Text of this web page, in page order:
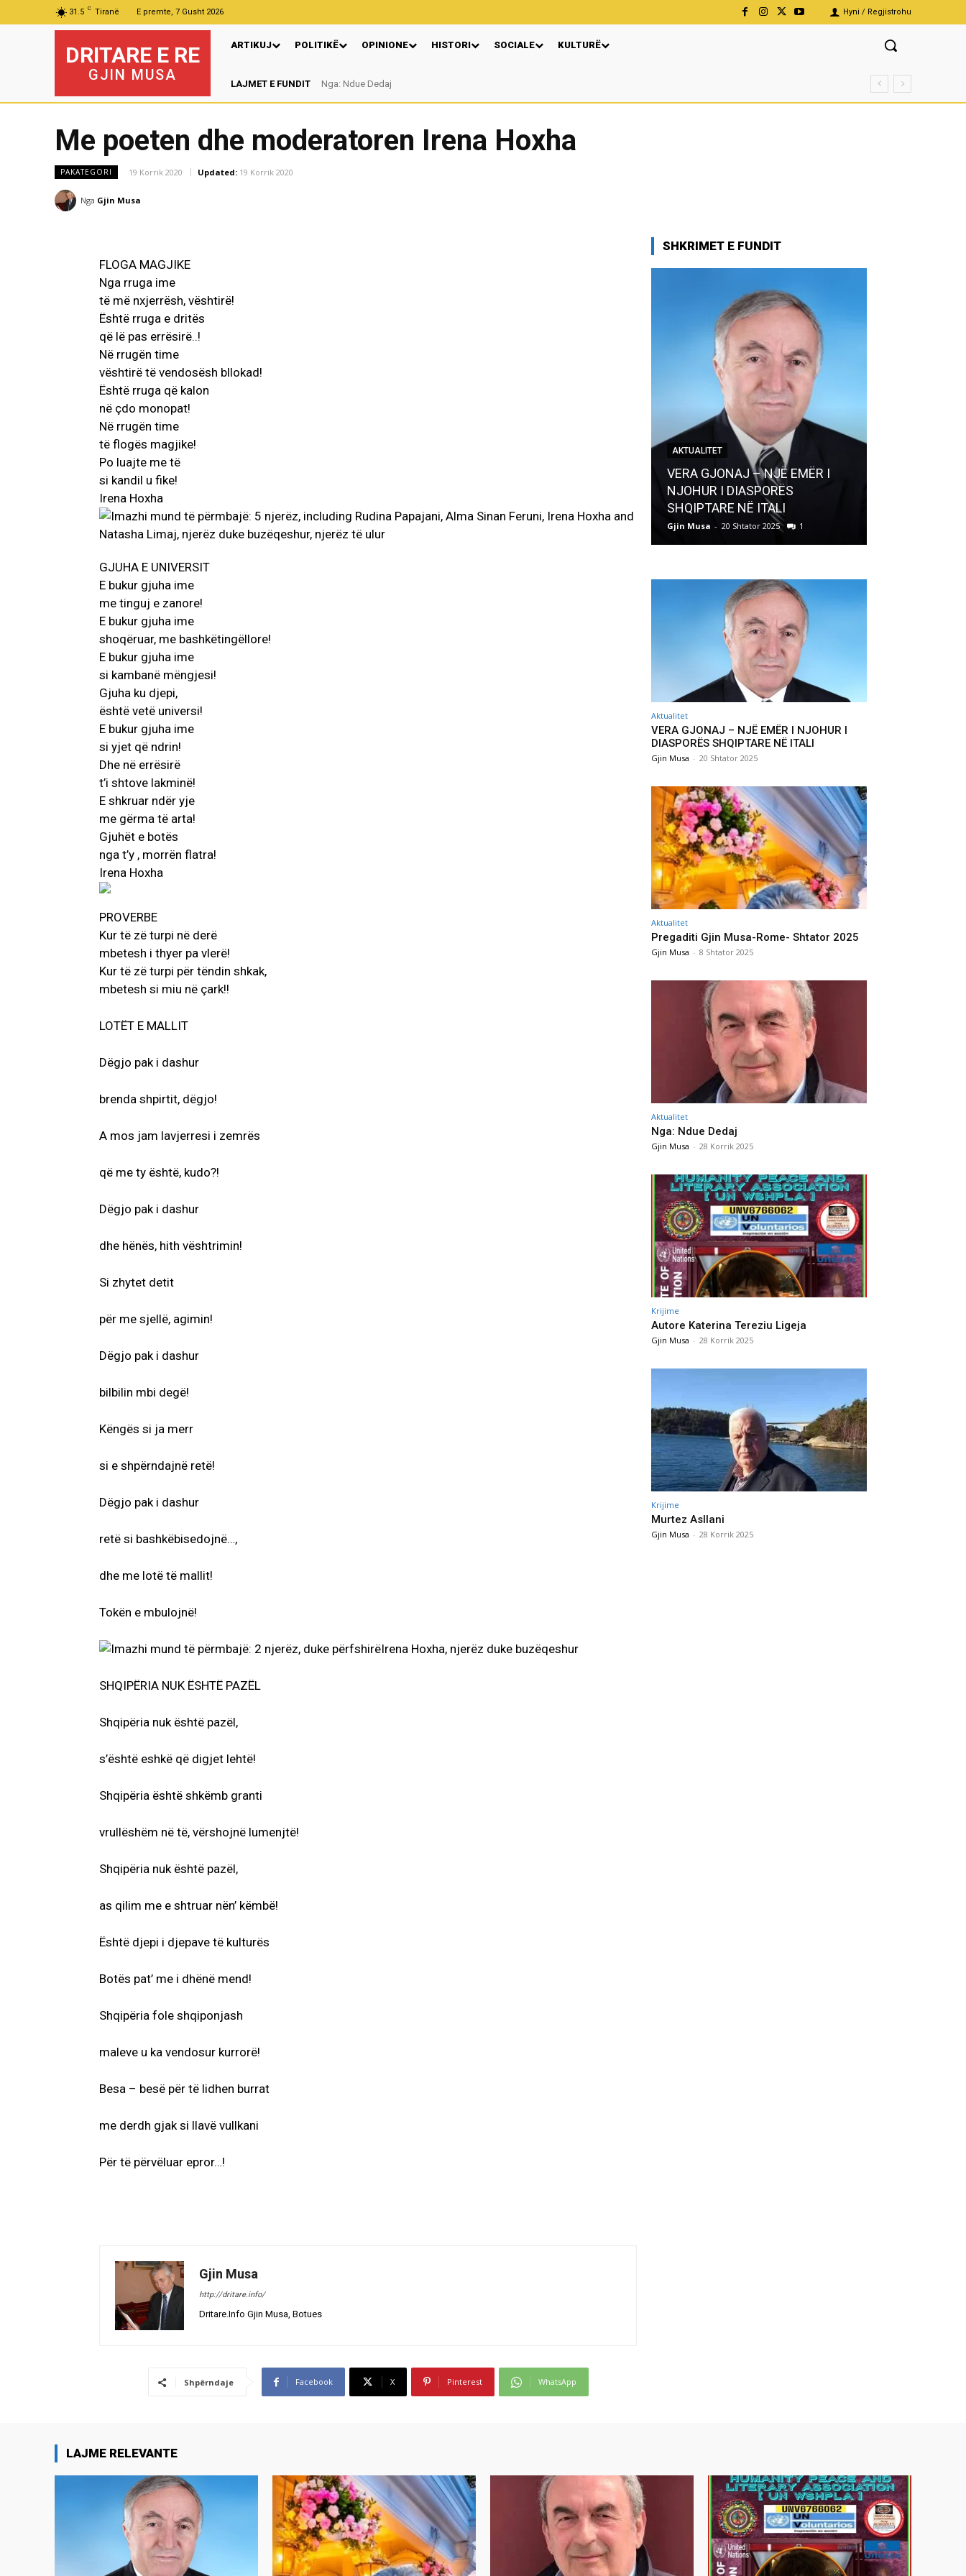
31.5 C Tiranë E premte, 7 Gusht 2026 Hyni / Regjistrohu
DRITARE E RE
GJIN MUSA
ARTIKUJ POLITIKË OPINIONE HISTORI SOCIALE KULTURË
LAJMET E FUNDIT Nga: Ndue Dedaj
Me poeten dhe moderatoren Irena Hoxha
PAKATEGORI 19 Korrik 2020 Updated: 19 Korrik 2020
Nga Gjin Musa
FLOGA MAGJIKE
Nga rruga ime
të më nxjerrësh, vështirë!
Është rruga e dritës
që lë pas errësirë..!
Në rrugën time
vështirë të vendosësh bllokad!
Është rruga që kalon
në çdo monopat!
Në rrugën time
të flogës magjike!
Po luajte me të
si kandil u fike!
Irena Hoxha
GJUHA E UNIVERSIT
E bukur gjuha ime
me tinguj e zanore!
E bukur gjuha ime
shoqëruar, me bashkëtingëllore!
E bukur gjuha ime
si kambanë mëngjesi!
Gjuha ku djepi,
është vetë universi!
E bukur gjuha ime
si yjet që ndrin!
Dhe në errësirë
t’i shtove lakminë!
E shkruar ndër yje
me gërma të arta!
Gjuhët e botës
nga t’y , morrën flatra!
Irena Hoxha
PROVERBE
Kur të zë turpi në derë
mbetesh i thyer pa vlerë!
Kur të zë turpi për tëndin shkak,
mbetesh si miu në çark!!
LOTËT E MALLIT
Dëgjo pak i dashur
brenda shpirtit, dëgjo!
A mos jam lavjerresi i zemrës
që me ty është, kudo?!
Dëgjo pak i dashur
dhe hënës, hith vështrimin!
Si zhytet detit
për me sjellë, agimin!
Dëgjo pak i dashur
bilbilin mbi degë!
Këngës si ja merr
si e shpërndajnë retë!
Dëgjo pak i dashur
retë si bashkëbisedojnë…,
dhe me lotë të mallit!
Tokën e mbulojnë!
SHQIPËRIA NUK ËSHTË PAZËL
Shqipëria nuk është pazël,
s’është eshkë që digjet lehtë!
Shqipëria është shkëmb granti
vrullëshëm në të, vërshojnë lumenjtë!
Shqipëria nuk është pazël,
as qilim me e shtruar nën’ këmbë!
Është djepi i djepave të kulturës
Botës pat’ me i dhënë mend!
Shqipëria fole shqiponjash
maleve u ka vendosur kurrorë!
Besa – besë për të lidhen burrat
me derdh gjak si llavë vullkani
Për të përvëluar epror…!
Gjin Musa
http://dritare.info/
Dritare.Info Gjin Musa, Botues
Shpërndaje Facebook X Pinterest WhatsApp
SHKRIMET E FUNDIT
AKTUALITET
VERA GJONAJ – NJË EMËR I
NJOHUR I DIASPORËS
SHQIPTARE NË ITALI
Gjin Musa - 20 Shtator 2025 1
Aktualitet
VERA GJONAJ – NJË EMËR I NJOHUR I
DIASPORËS SHQIPTARE NË ITALI
Gjin Musa - 20 Shtator 2025
Aktualitet
Pregaditi Gjin Musa-Rome- Shtator 2025
Gjin Musa - 8 Shtator 2025
Aktualitet
Nga: Ndue Dedaj
Gjin Musa - 28 Korrik 2025
Krijime
Autore Katerina Tereziu Ligeja
Gjin Musa - 28 Korrik 2025
Krijime
Murtez Asllani
Gjin Musa - 28 Korrik 2025
LAJME RELEVANTE